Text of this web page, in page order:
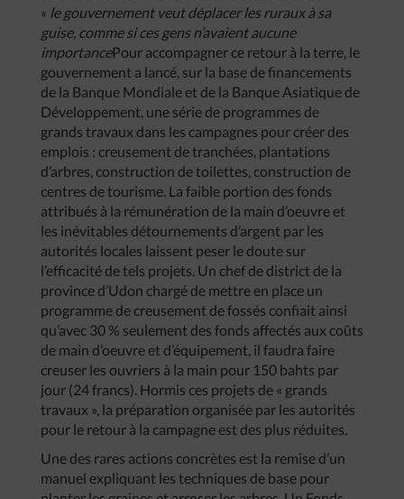
« le gouvernement veut déplacer les ruraux à sa
guise, comme si ces gens n’avaient aucune
importancePour accompagner ce retour à la terre, le
gouvernement a lancé, sur la base de financements
de la Banque Mondiale et de la Banque Asiatique de
Développement, une série de programmes de
grands travaux dans les campagnes pour créer des
emplois : creusement de tranchées, plantations
d’arbres, construction de toilettes, construction de
centres de tourisme. La faible portion des fonds
attribués à la rémunération de la main d’oeuvre et
les inévitables détournements d’argent par les
autorités locales laissent peser le doute sur
l’efficacité de tels projets. Un chef de district de la
province d’Udon chargé de mettre en place un
programme de creusement de fossés confiait ainsi
qu’avec 30 % seulement des fonds affectés aux coûts
de main d’oeuvre et d’équipement, il faudra faire
creuser les ouvriers à la main pour 150 bahts par
jour (24 francs). Hormis ces projets de « grands
travaux », la préparation organisée par les autorités
pour le retour à la campagne est des plus réduites.
Une des rares actions concrètes est la remise d’un
manuel expliquant les techniques de base pour